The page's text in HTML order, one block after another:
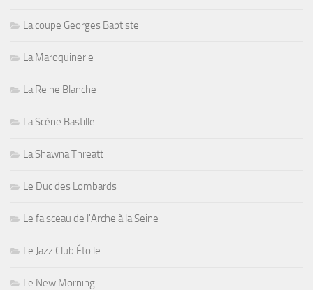
La coupe Georges Baptiste
La Maroquinerie
La Reine Blanche
La Scène Bastille
La Shawna Threatt
Le Duc des Lombards
Le faisceau de l'Arche à la Seine
Le Jazz Club Étoile
Le New Morning